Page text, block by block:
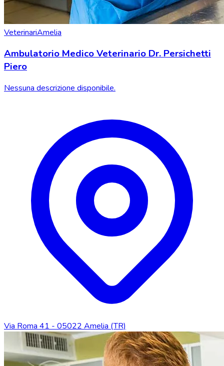
VeterinariAmelia
Ambulatorio Medico Veterinario Dr. Persichetti
Piero
Nessuna descrizione disponibile.
Via Roma 41 - 05022 Amelia (TR)